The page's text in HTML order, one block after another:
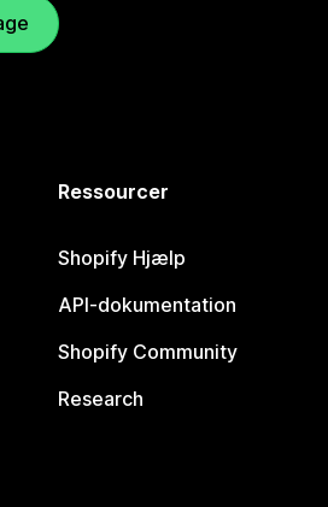
Ressourcer
Shopify Hjælp
API-dokumentation
Shopify Community
Research